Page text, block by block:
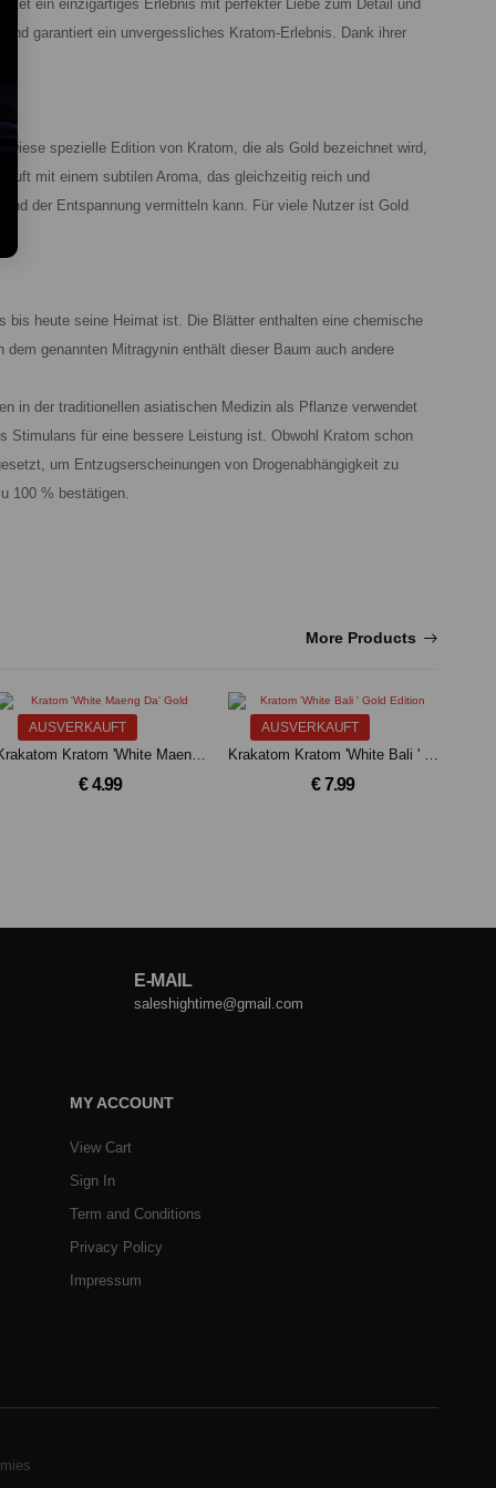
ein einzigartiges Erlebnis mit perfekter Liebe zum Detail und
garantiert ein unvergessliches Kratom-Erlebnis. Dank ihrer
spezielle Edition von Kratom, die als Gold bezeichnet wird,
mit einem subtilen Aroma, das gleichzeitig reich und
der Entspannung vermitteln kann. Für viele Nutzer ist Gold
heute seine Heimat ist. Die Blätter enthalten eine chemische
genannten Mitragynin enthält dieser Baum auch andere
in der traditionellen asiatischen Medizin als Pflanze verwendet
Stimulans für eine bessere Leistung ist. Obwohl Kratom schon
um Entzugserscheinungen von Drogenabhängigkeit zu
100 % bestätigen.
More Products
AUSVERKAUFT
€ 4.99
AUSVERKAUFT
€ 7.99
E-MAIL
saleshightime@gmail.com
MY ACCOUNT
View Cart
Sign In
Term and Conditions
Privacy Policy
Impressum